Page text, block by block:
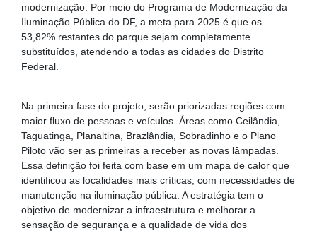
modernização. Por meio do Programa de Modernização da
Iluminação Pública do DF, a meta para 2025 é que os
53,82% restantes do parque sejam completamente
substituídos, atendendo a todas as cidades do Distrito
Federal.
Na primeira fase do projeto, serão priorizadas regiões com
maior fluxo de pessoas e veículos. Áreas como Ceilândia,
Taguatinga, Planaltina, Brazlândia, Sobradinho e o Plano
Piloto vão ser as primeiras a receber as novas lâmpadas.
Essa definição foi feita com base em um mapa de calor que
identificou as localidades mais críticas, com necessidades de
manutenção na iluminação pública. A estratégia tem o
objetivo de modernizar a infraestrutura e melhorar a
sensação de segurança e a qualidade de vida dos